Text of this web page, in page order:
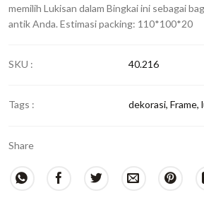
memilih Lukisan dalam Bingkai ini sebagai
antik Anda. Estimasi packing: 110*100*20
SKU : 40.216
Tags : dekorasi, Frame,
Share